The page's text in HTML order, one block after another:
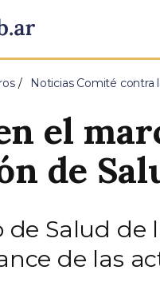
Noticias Comité contra
el
de
de Salud
de las